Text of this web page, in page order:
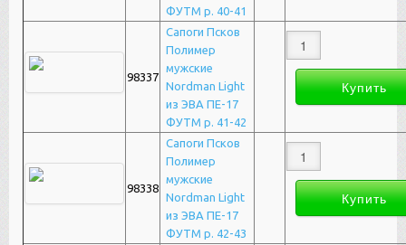
ФУТМ р. 40-41
98337
Сапоги Псков
Полимер
мужские
Nordman Light
из ЭВА ПЕ-17
ФУТМ р. 41-42
98338
Сапоги Псков
Полимер
мужские
Nordman Light
из ЭВА ПЕ-17
ФУТМ р. 42-43